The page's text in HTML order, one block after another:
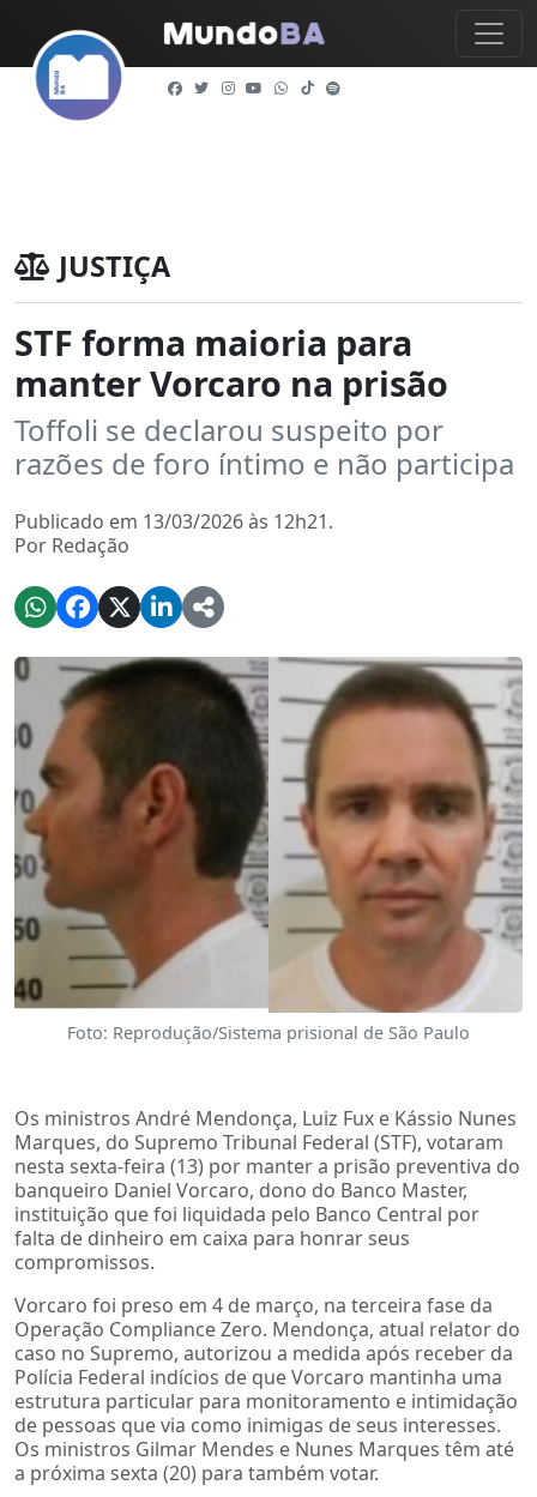
JUSTIÇA
STF forma maioria para
manter Vorcaro na prisão
Toffoli se declarou suspeito por
razões de foro íntimo e não participa
Publicado em 13/03/2026 às 12h21.
Por Redação
Foto: Reprodução/Sistema prisional de São Paulo
Os ministros André Mendonça, Luiz Fux e Kássio Nunes
Marques, do Supremo Tribunal Federal (STF), votaram
nesta sexta-feira (13) por manter a prisão preventiva do
banqueiro Daniel Vorcaro, dono do Banco Master,
instituição que foi liquidada pelo Banco Central por
falta de dinheiro em caixa para honrar seus
compromissos.
Vorcaro foi preso em 4 de março, na terceira fase da
Operação Compliance Zero. Mendonça, atual relator do
caso no Supremo, autorizou a medida após receber da
Polícia Federal indícios de que Vorcaro mantinha uma
estrutura particular para monitoramento e intimidação
de pessoas que via como inimigas de seus interesses.
Os ministros Gilmar Mendes e Nunes Marques têm até
a próxima sexta (20) para também votar.